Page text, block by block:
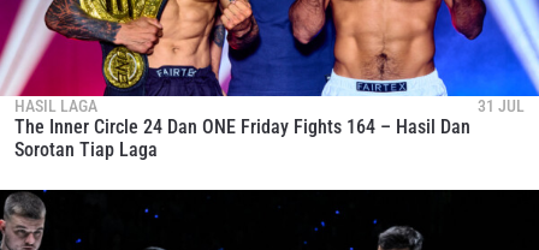
HASIL LAGA 31 JUL
The Inner Circle 24 Dan ONE Friday Fights 164 – Hasil Dan
Sorotan Tiap Laga